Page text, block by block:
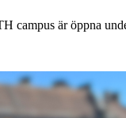
campus är öppna